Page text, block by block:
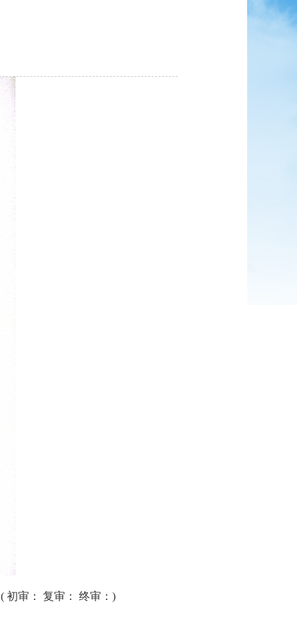
( 初审： 复审： 终审：)